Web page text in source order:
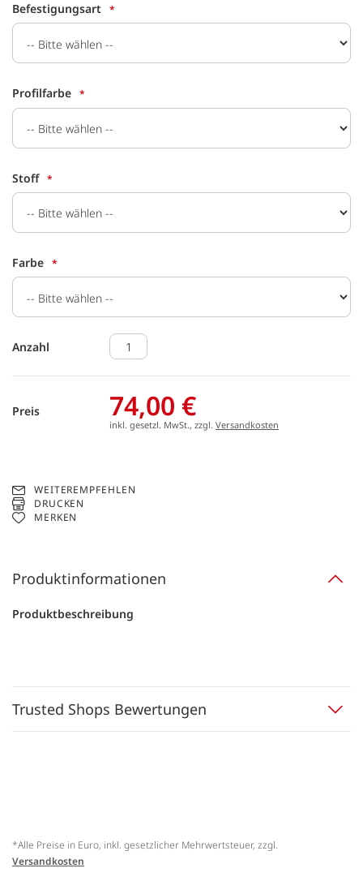
Befestigungsart
Profilfarbe
Stoff
Farbe
Anzahl
Preis 74,00 €
inkl. gesetzl. MwSt., zzgl. Versandkosten
WEITEREMPFEHLEN
DRUCKEN
MERKEN
Produktinformationen
Produktbeschreibung
Trusted Shops Bewertungen
*Alle Preise in Euro, inkl. gesetzlicher Mehrwertsteuer, zzgl.
Versandkosten